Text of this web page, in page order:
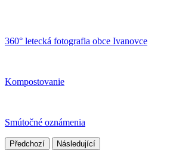
360° letecká fotografia obce Ivanovce
Kompostovanie
Smútočné oznámenia
Předchozí Následující